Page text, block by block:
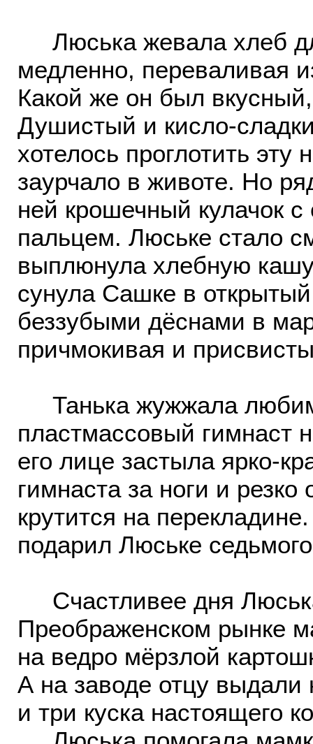
Люська жевала хлеб
медленно, переваливая
Какой же он был
Душистый и кисло-
хотелось проглотить
заурчало в животе. Но
ней крошечный кулачок
пальцем. Люське стало
выплюнула хлебную
сунула Сашке в
беззубыми дёснами в
причмокивая и
Танька жужжала
пластмассовый гимнаст
его лице застыла ярко-
гимнаста за ноги и
крутится на
подарил Люське
Счастливее дня
Преображенском рынке
на ведро мёрзлой
А на заводе отцу
и три куска настоящего